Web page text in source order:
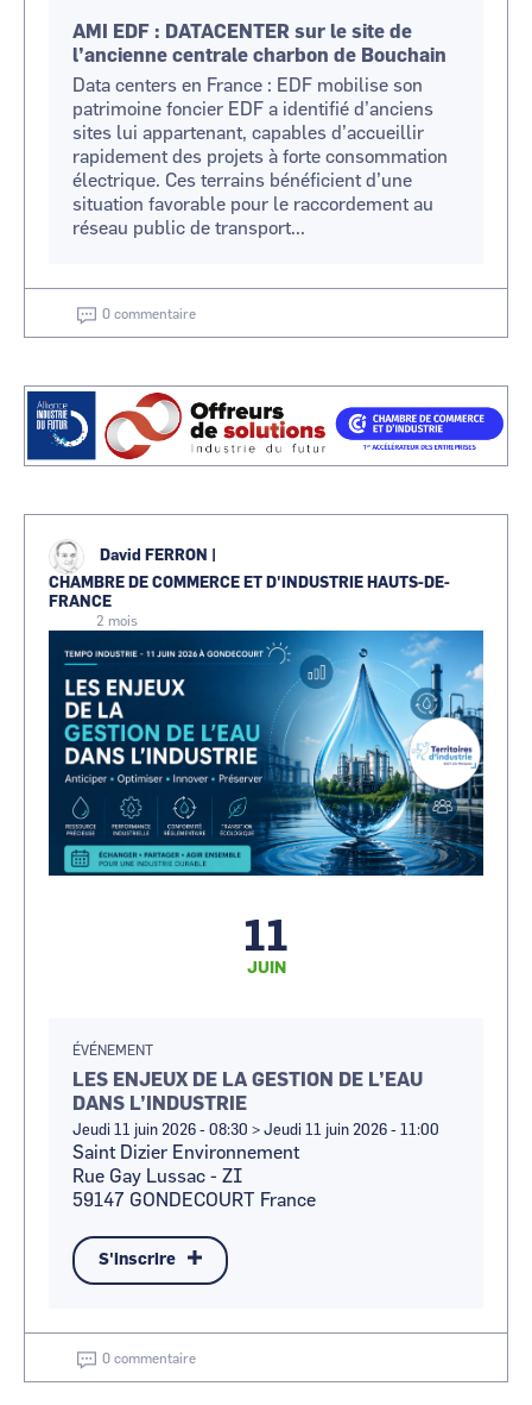
AMI EDF : DATACENTER sur le site de
l’ancienne centrale charbon de Bouchain
Data centers en France : EDF mobilise son
patrimoine foncier EDF a identifié d’anciens
sites lui appartenant, capables d’accueillir
rapidement des projets à forte consommation
électrique. Ces terrains bénéficient d’une
situation favorable pour le raccordement au
réseau public de transport...
0 commentaire
Visuel
Image
David FERRON
CHAMBRE DE COMMERCE ET D'INDUSTRIE HAUTS-DE-
FRANCE
2 mois
11
JUIN
ÉVÉNEMENT
LES ENJEUX DE LA GESTION DE L’EAU
DANS L’INDUSTRIE
Jeudi 11 juin 2026 - 08:30 > Jeudi 11 juin 2026 - 11:00
Saint Dizier Environnement
Rue Gay Lussac - ZI
59147 GONDECOURT France
S'inscrire
0 commentaire